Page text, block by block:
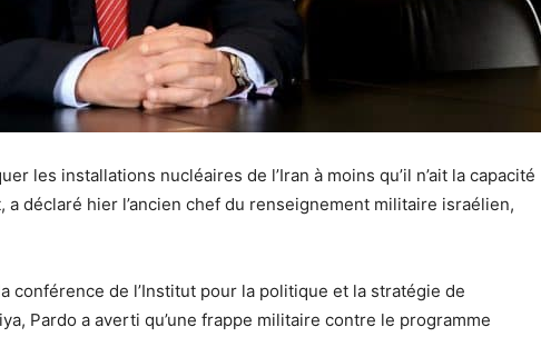
les installations nucléaires de l’Iran à moins qu’il n’ait la capacité
déclaré hier l’ancien chef du renseignement militaire israélien,
conférence de l’Institut pour la politique et la stratégie de
Pardo a averti qu’une frappe militaire contre le programme